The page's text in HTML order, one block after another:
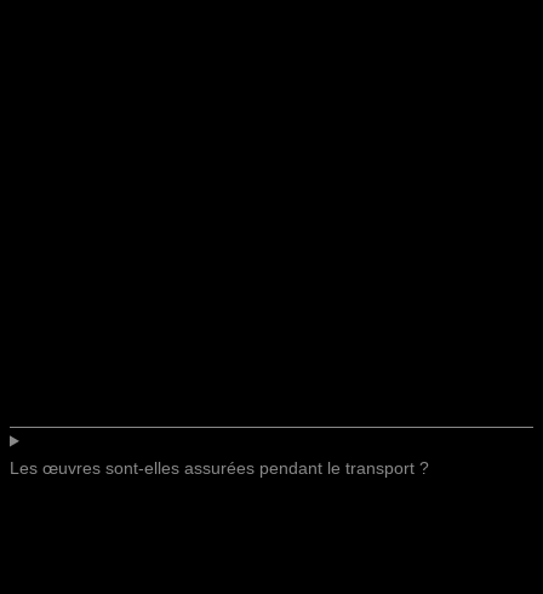
Les œuvres sont-elles assurées pendant le transport ?